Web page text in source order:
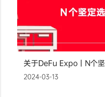
关于DeFu Expo丨N个
2024-03-13